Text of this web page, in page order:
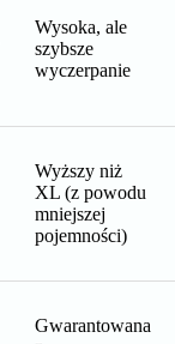
Wysoka, ale
szybsze
wyczerpanie
Wyższy niż
XL (z powodu
mniejszej
pojemności)
Gwarantowana